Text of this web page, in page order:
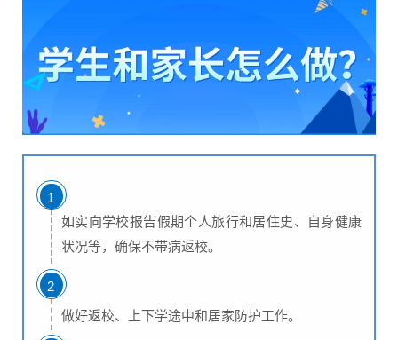
1
如实向学校报告假期个人旅行和居住史、自身健康
状况等，确保不带病返校。
2
做好返校、上下学途中和居家防护工作。